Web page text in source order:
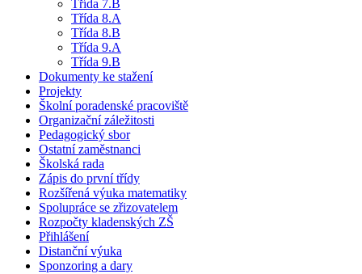
Třída 7.B
Třída 8.A
Třída 8.B
Třída 9.A
Třída 9.B
Dokumenty ke stažení
Projekty
Školní poradenské pracoviště
Organizační záležitosti
Pedagogický sbor
Ostatní zaměstnanci
Školská rada
Zápis do první třídy
Rozšířená výuka matematiky
Spolupráce se zřizovatelem
Rozpočty kladenských ZŠ
Přihlášení
Distanční výuka
Sponzoring a dary